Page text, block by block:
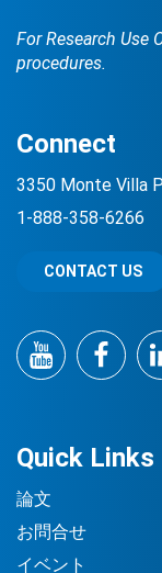
For Research Use
procedures.
Quick Links
論文
お問合せ
イベント
Connect
3350 Monte Villa
1-888-358-6266
CONTACT US
YouTube